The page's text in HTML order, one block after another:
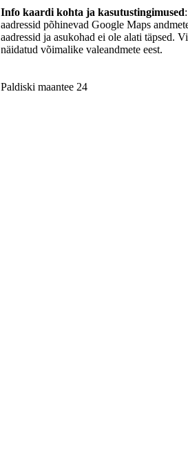
Info kaardi kohta ja kasutustingimused
aadressid põhinevad Google Maps
aadressid ja asukohad ei ole alati täpsed.
näidatud võimalike valeandmete eest.
Paldiski maantee 24